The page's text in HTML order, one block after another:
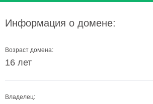
Информация о домене:
Возраст домена:
16 лет
Владелец: